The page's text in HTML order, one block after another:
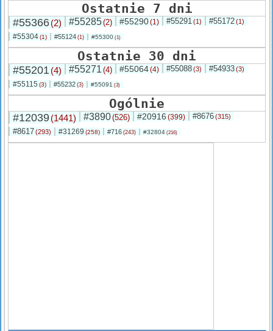
Ostatnie 7 dni
#55366(2) #55285(2) #55290(1) #55291(1) #55172(1)
#55304(1) #55124 (1) #55300 (1)
Ostatnie 30 dni
#55201(4) #55271 (4) #55064(4) #55088(3) #54933(3)
#55115 (3) #55232 (3) #55091 (3)
Ogólnie
#12039(1441) #3890(526) #20916 (399) #8676(315)
#8617(293) #31269 (258) #716 (243) #32804 (216)